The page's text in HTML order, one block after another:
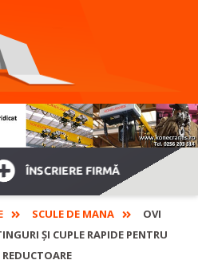
ÎNSCRIERE FIRMĂ
SCULE DE MANA
OVI
ȘI CUPLE RAPIDE PENTRU